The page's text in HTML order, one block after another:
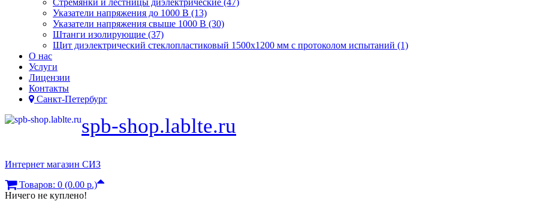
Стремянки и лестницы диэлектрические (47)
Указатели напряжения до 1000 В (13)
Указатели напряжения свыше 1000 В (30)
Штанги изолирующие (37)
Щит диэлектрический стеклопластиковый 1500х1200 мм с протоколом испытаний (1)
О нас
Услуги
Лицензии
Контакты
Санкт-Петербург
spb-shop.lablte.ru
Интернет магазин СИЗ
Товаров: 0 (0.00 р.)
Ничего не куплено!